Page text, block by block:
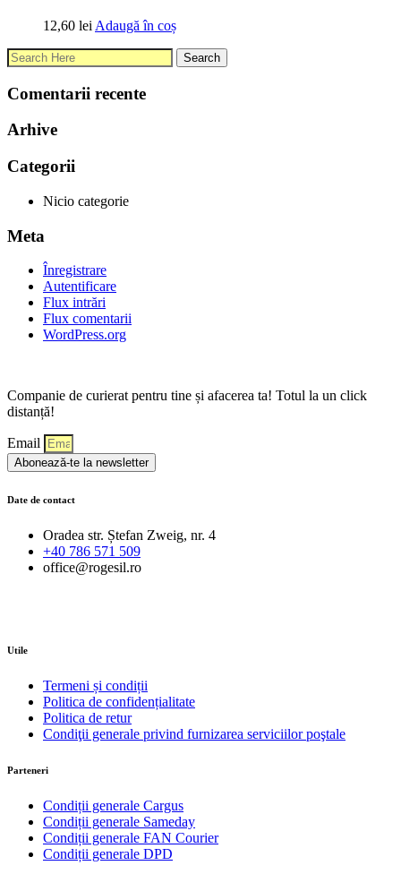
12,60 lei Adaugă în coș
Comentarii recente
Arhive
Categorii
Nicio categorie
Meta
Înregistrare
Autentificare
Flux intrări
Flux comentarii
WordPress.org
Companie de curierat pentru tine și afacerea ta! Totul la un click
distanță!
Email
Abonează-te la newsletter
Date de contact
Oradea str. Ștefan Zweig, nr. 4
+40 786 571 509
office@rogesil.ro
Utile
Termeni și condiții
Politica de confidențialitate
Politica de retur
Condiţii generale privind furnizarea serviciilor poştale
Parteneri
Condiții generale Cargus
Condiții generale Sameday
Condiții generale FAN Courier
Condiții generale DPD